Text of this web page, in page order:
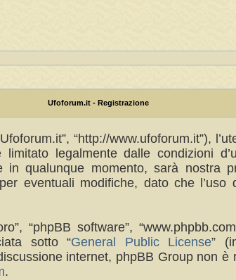
Ufoforum.it - Registrazione
“http://www.ufoforum.it”),
legalmente dalle condizioni
in qualunque momento, sarà
eventuali modifiche, dato che l’uso
“phpBB software”,
sotto “General Public License”
internet, phpBB Group non
.